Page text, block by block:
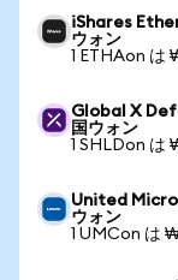
iShares
ウォン
1 ETHAon は
Global X
国ウォン
1 SHLDon は
United
ウォン
1 UMCon は